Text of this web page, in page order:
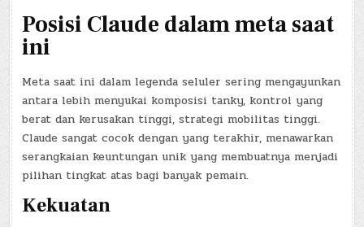
Posisi Claude dalam meta saat
ini
Meta saat ini dalam legenda seluler sering mengayunkan
antara lebih menyukai komposisi tanky, kontrol yang
berat dan kerusakan tinggi, strategi mobilitas tinggi.
Claude sangat cocok dengan yang terakhir, menawarkan
serangkaian keuntungan unik yang membuatnya menjadi
pilihan tingkat atas bagi banyak pemain.
Kekuatan